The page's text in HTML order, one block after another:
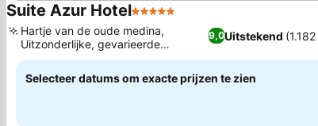
Suite Azur Hotel5 Sterren
9,0Uitstekend
Hartje van de oude medina,
Uitzonderlijke, gevarieerde
ontbijtservice
Selecteer datums om exacte prijzen te zien